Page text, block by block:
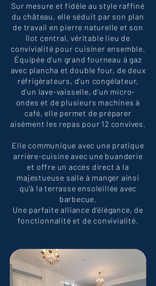
Sur mesure et fidèle au style raffiné
du château, elle séduit par son plan
de travail en pierre naturelle et son
îlot central, véritable lieu de
convivialité pour cuisiner ensemble.
Équipée d’un grand fourneau à gaz
avec plancha et double four, de deux
réfrigérateurs, d’un congélateur,
d’un lave-vaisselle, d’un micro-
ondes et de plusieurs machines à
café, elle permet de préparer
aisément les repas pour 12 convives.
Elle communique avec une pratique
arrière-cuisine avec une buanderie
et offre un accès direct à la
majestueuse salle à manger ainsi
qu’à la terrasse ensoleillée avec
barbecue.
Une parfaite alliance d’élégance, de
fonctionnalité et de convivialité.